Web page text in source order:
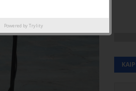
Powered byTrylity